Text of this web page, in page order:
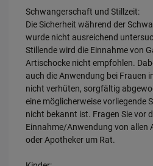
Schwangerschaft und Stillzeit:
Die Sicherheit während der
wurde nicht ausreichend
Stillende wird die Einnahme von
Artischocke nicht empfohlen.
auch die Anwendung bei Frauen
nicht verhüten, sorgfältig
eine möglicherweise vorliegende
nicht bekannt ist. Fragen Sie vor
Einnahme/Anwendung von allen
oder Apotheker um Rat.